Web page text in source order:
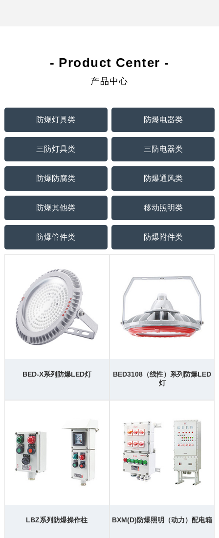
- Product Center -
产品中心
防爆灯具类 防爆电器类
三防灯具类 三防电器类
防爆防腐类 防爆通风类
防爆其他类 移动照明类
防爆管件类 防爆附件类
BED-X系列防爆LED灯
BED3108（线性）系列防爆LED
灯
LBZ系列防爆操作柱 BXM(D)防爆照明（动力）配电箱